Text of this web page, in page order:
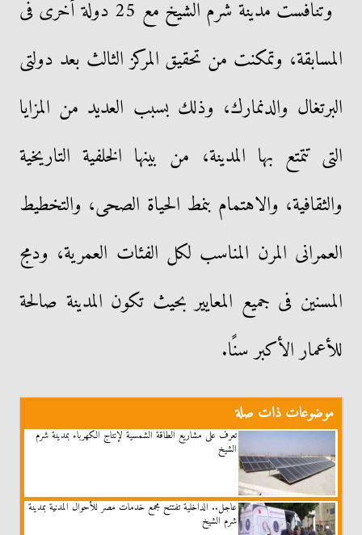
وتنافست مدينة شرم الشيخ مع 25 دولة أخرى فى
المسابقة، وتمكنت من تحقيق المركز الثالث بعد دولتى
البرتغال والدنمارك، وذلك بسبب العديد من المزايا
التى تتمتع بها المدينة، من بينها الخلفية التاريخية
والثقافية، والاهتمام بنمط الحياة الصحى، والتخطيط
العمرانى المرن المناسب لكل الفئات العمرية، ودمج
المسنين فى جميع المعايير بحيث تكون المدينة صالحة
للأعمار الأكبر سنًا.
موضوعات ذات صلة
تعرف على مشاريع الطاقة الشمسية لإنتاج الكهرباء بمدينة شرم
الشيخ
عاجل.. الداخلية تفتتح مجمع خدمات مصر للأحوال المدنية بمدينة
شرم الشيخ